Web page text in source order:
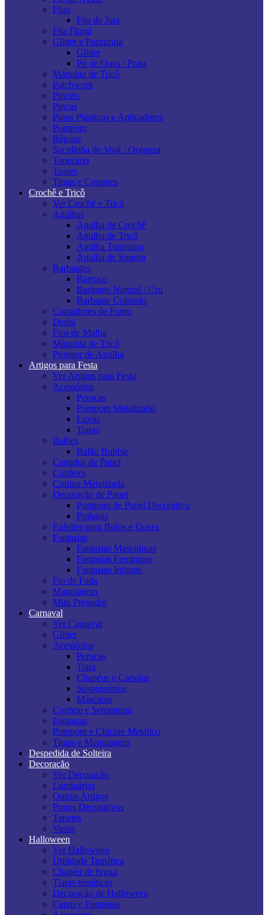
Fitas
Fita de Juta
Fita Floral
Glitter e Purpurina
Glitter
Pó de Ouro / Prata
Máquina de Tricô
Patchwork
Pincéis
Pinças
Pinos Plásticos e Aplicadores
Pompom
Réguas
Sacolinha de Voal / Organza
Tapeçaria
Teares
Tintas e Corantes
Crochê e Tricô
Ver Crochê e Tricô
Agulhas
Agulha de Crochê
Agulha de Tricô
Agulha Tunisiana
Agulha de Smirna
Barbantes
Barroco
Barbante Natural / Cru
Barbante Colorido
Contadores de Ponto
Dedal
Fios de Malha
Máquina de Tricô
Protetor de Agulha
Artigos para Festa
Ver Artigos para Festa
Acessórios
Perucas
Pompom Metalizado
Luvas
Tiaras
Balões
Balão Bubble
Canudos de Papel
Confetes
Cortina Metalizada
Decoração de Papel
Pompom de Papel Decorativo
Pinhatas
Enfeites para Bolos e Doces
Fantasias
Fantasias Masculinas
Fantasias Femininas
Fantasias Infantis
Fio de Fada
Maquiagem
Mini Pregador
Carnaval
Ver Carnaval
Glitter
Acessórios
Perucas
Tiara
Chapéus e Cartolas
Suspensórios
Máscaras
Confete e Serpentina
Fantasias
Pompom e Chicote Metálico
Tintas e Maquiagens
Despedida de Solteira
Decoração
Ver Decoração
Luminárias
Outros Artigos
Pratos Decorativos
Tapetes
Vasos
Halloween
Ver Halloween
Utilidade Temática
Chapéu de bruxa
Tiaras temáticas
Decoração de Halloween
Capas e Fantasias